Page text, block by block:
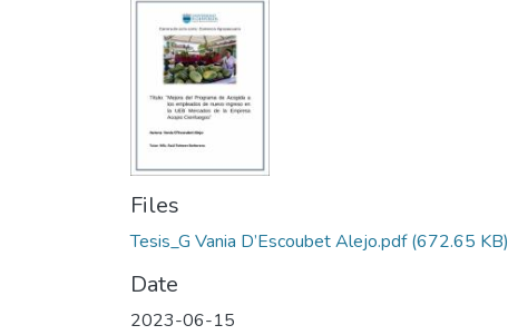
Files
Tesis_G Vania D’Escoubet Alejo.pdf(672.65 KB)
Date
2023-06-15